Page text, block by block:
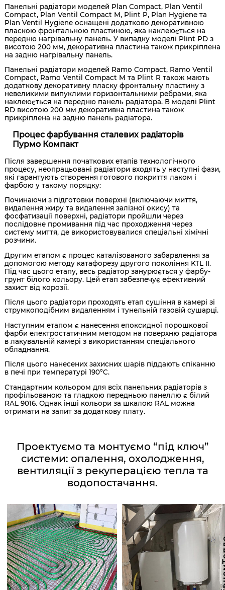
Панельні радіатори моделей Plan Compact, Plan Ventil
Compact, Plan Ventil Compact M, Plint P, Plan Hygiene та
Plan Ventil Hygiene оснащені додатково декоративною
пласкою фронтальною пластиною, яка наклеюється на
передню нагрівальну панель. У випадку моделі Plint PD з
висотою 200 мм, декоративна пластина також прикріплена
на задню нагрівальну панель.
Панельні радіатори моделей Ramo Compact, Ramo Ventil
Compact, Ramo Ventil Compact M та Plint R також мають
додаткову декоративну пласку фронтальну пластину з
невеликими випуклими горизонтальними ребрами, яка
наклеюється на передню панель радіатора. В моделі Plint
RD висотою 200 мм декоративна пластина також
прикріплена на задню панель радіатора.
Процес фарбування сталевих радіаторів
Пурмо Компакт
Після завершення початкових етапів технологічного
процесу, неопрацьовані радіатори входять у наступні фази,
які гарантують створення готового покриття лаком і
фарбою у такому порядку:
Починаючи з підготовки поверхні (включаючи миття,
видалення жиру та видалення залізної окису) та
фосфатизації поверхні, радіатори пройшли через
послідовне промивання під час проходження через
систему миття, де використовувалися спеціальні хімічні
розчини.
Другим етапом є процес каталізованого забарвлення за
допомогою методу катафорезу другого покоління KTL II.
Під час цього етапу, весь радіатор занурюється у фарбу-
грунт білого кольору. Цей етап забезпечує ефективний
захист від корозії.
Після цього радіатори проходять етап сушіння в камері зі
струмкоподібним видаленням і тунельній газовій сушарці.
Наступним етапом є нанесення епоксидної порошкової
фарби електростатичним методом на поверхню радіатора
в лакувальній камері з використанням спеціального
обладнання.
Після цього нанесених захисних шарів піддають спіканню
в печі при температурі 190°C.
Стандартним кольором для всіх панельних радіаторів з
профільованою та гладкою передньою панеллю є білий
RAL 9016. Однак інші кольори за шкалою RAL можна
отримати на запит за додаткову плату.
Проектуємо та монтуємо “під ключ”
системи: опалення, охолодження,
вентиляції з рекуперацією тепла та
водопостачання.